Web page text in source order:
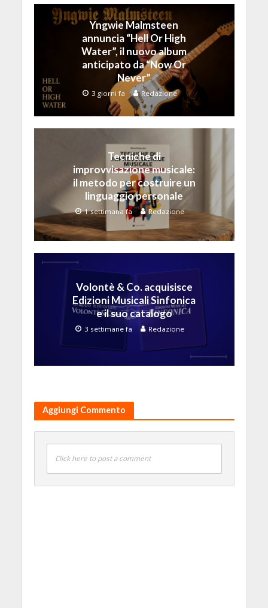
Yngwie Malmsteen
annuncia “Hell Or High
Water”, il nuovo album
anticipato da “Now Or
Never”
3 giorni fa Redazione
Tecniche di
improvvisazione musicale:
il metodo per costruire un
linguaggio personale
1 settimana fa Redazione
Volontè & Co. acquisisce
Edizioni Musicali Sinfonica
e il suo catalogo
3 settimane fa Redazione
Aggiungi Commento
Click here to post a comment